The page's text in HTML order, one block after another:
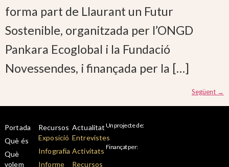
forma part de Llaurant un Futur
Sostenible, organitzada per l’ONGD
Pankara Ecoglobal i la Fundació
Novessendes, i finançada per la […]
Següent →
Portada
Què és
Què
volem
Recursos
Exposició
Infografia
Informe
Actualitat
Entrevistes
Activitats
Recursos
Un projecte de:
Finançat per: